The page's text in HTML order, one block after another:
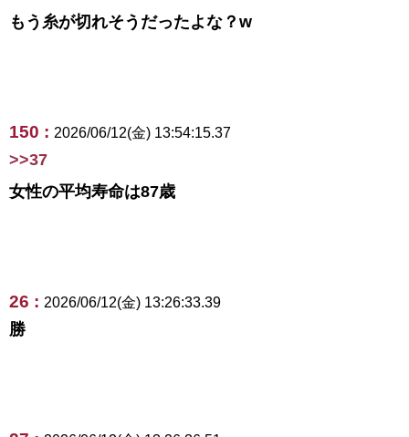
もう糸が切れそうだったよな？w
150 : 2026/06/12(金) 13:54:15.37
>>37
女性の平均寿命は87歳
26 : 2026/06/12(金) 13:26:33.39
勝